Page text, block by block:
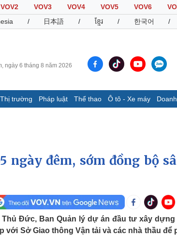
VOV2 VOV3 VOV4 VOV5 VOV6
/ 日本語 / ខ្មែរ / 한국어 /
ngày 6 tháng 8 năm 2026
Thị trường Pháp luật Thể thao Ô tô - Xe máy
E-Magazine
Infographic
thao
Lịch thi đấu bóng đá
giới thể thao
Ô tô - Xe máy
Xe máy
Tư vấn
ngày đêm, sớm đồng bộ
Thủ Đức, Ban Quản lý dự án đầu tư xây
với Sở Giao thông Vận tải và các nhà thầu để